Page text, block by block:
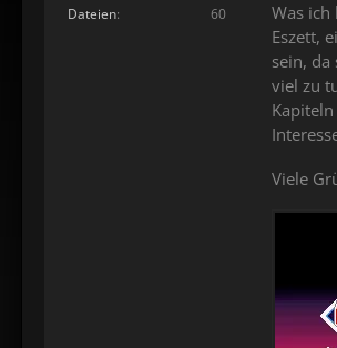
Dateien
60
Was
Eszett,
sein, da
viel zu
Viele